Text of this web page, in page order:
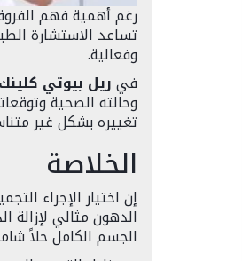
رغم أهمية فهم
تساعد الاستشارة
وفعالية.
فيريل بيوتي كلينك
وحالته الصحية
تغييره بشكل غير
الخلاصة
إن اختيار الإجراء
الدهون مثالي
الجسم الكامل حلاً